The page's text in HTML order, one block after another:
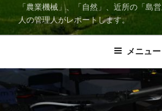
「農業機械」、「自然」、近所の「島
人の管理人がレポートします。
メニュー